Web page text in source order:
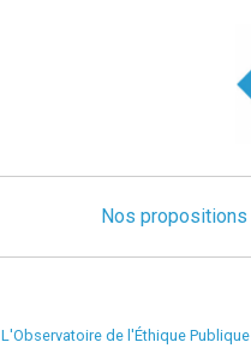
Nos propositions
L'Observatoire de l'Éthique Publique